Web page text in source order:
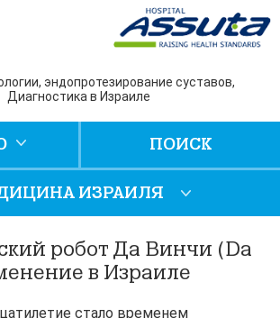
эндопротезирование суставов,
Диагностика в Израиле
ПОИСК
робот Да Винчи (Da
в Израиле
стало временем
ИЗРАИЛЯ